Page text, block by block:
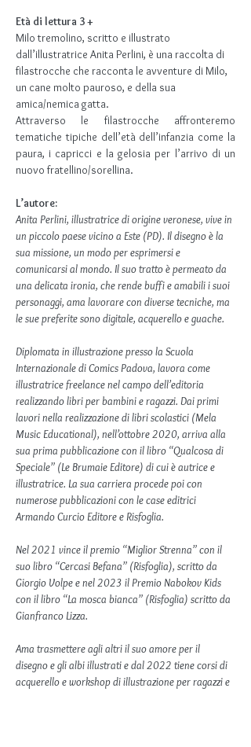
Età di lettura 3 +
Milo tremolino, scritto e illustrato
dall’illustratrice Anita Perlini, è una raccolta di
filastrocche che racconta le avventure di Milo,
un cane molto pauroso, e della sua
amica/nemica gatta.
Attraverso le filastrocche affronteremo
tematiche tipiche dell’età dell’infanzia come la
paura, i capricci e la gelosia per l’arrivo di un
nuovo fratellino/sorellina.
L’autore:
Anita Perlini, illustratrice di origine veronese, vive in
un piccolo paese vicino a Este (PD). Il disegno è la
sua missione, un modo per esprimersi e
comunicarsi al mondo. Il suo tratto è permeato da
una delicata ironia, che rende buffi e amabili i suoi
personaggi, ama lavorare con diverse tecniche, ma
le sue preferite sono digitale, acquerello e guache.
Diplomata in illustrazione presso la Scuola
Internazionale di Comics Padova, lavora come
illustratrice freelance nel campo dell’editoria
realizzando libri per bambini e ragazzi. Dai primi
lavori nella realizzazione di libri scolastici (Mela
Music Educational), nell’ottobre 2020, arriva alla
sua prima pubblicazione con il libro “Qualcosa di
Speciale” (Le Brumaie Editore) di cui è autrice e
illustratrice. La sua carriera procede poi con
numerose pubblicazioni con le case editrici
Armando Curcio Editore e Risfoglia.
Nel 2021 vince il premio “Miglior Strenna” con il
suo libro “Cercasi Befana” (Risfoglia), scritto da
Giorgio Volpe e nel 2023 il Premio Nabokov Kids
con il libro “La mosca bianca” (Risfoglia) scritto da
Gianfranco Lizza.
Ama trasmettere agli altri il suo amore per il
disegno e gli albi illustrati e dal 2022 tiene corsi di
acquerello e workshop di illustrazione per ragazzi e